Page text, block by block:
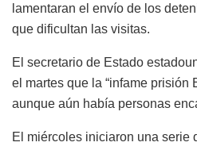
lamentaran el envío de los
que dificultan las visitas.
El secretario de Estado
el martes que la “infame prisión
aunque aún había personas
El miércoles iniciaron una serie